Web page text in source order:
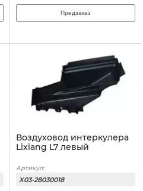
Предзаказ
Воздуховод интеркулера
Lixiang L7 левый
Артикул:
X03-28030018